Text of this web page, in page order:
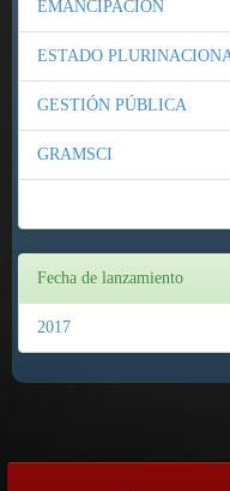
EMANCIPACIÓN
ESTADO
GESTIÓN PÚBLICA
GRAMSCI
Fecha de lanzamiento
2017